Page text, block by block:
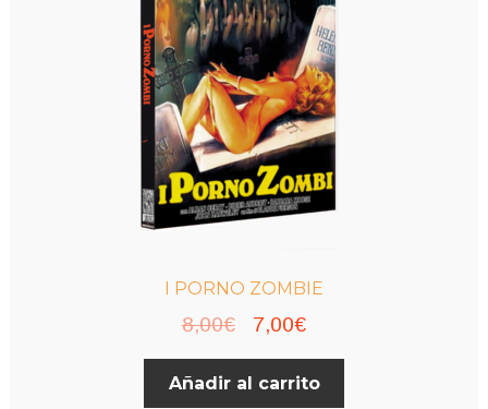
I PORNO ZOMBIE
8,00€
El
precio
original
7,00€El
precio
actual
Añadir al carrito